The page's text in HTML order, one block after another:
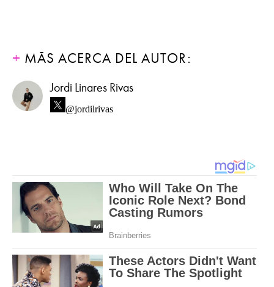
MÁS ACERCA DEL AUTOR:
Jordi Linares Rivas
@jordilrivas